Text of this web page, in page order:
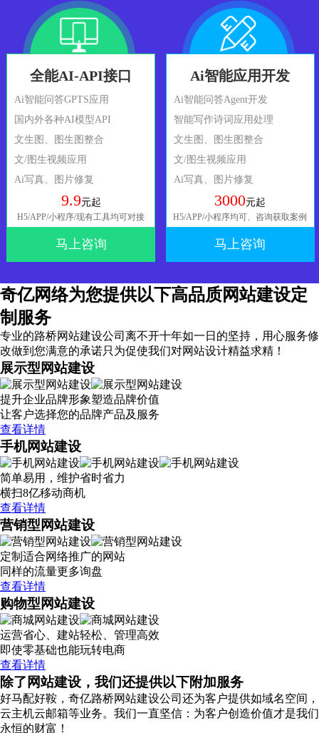
全能AI-API接口
Ai智能问答GPTS应用
国内外各种AI模型API
文生图、图生图整合
文/图生视频应用
Ai写真、图片修复
9.9元起
H5/APP/小程序/现有工具均可对接
马上咨询
Ai智能应用开发
Ai智能问答Agent开发
智能写作诗词应用处理
文生图、图生图整合
文/图生视频应用
Ai写真、图片修复
3000元起
H5/APP/小程序均可、咨询获取案例
马上咨询
奇亿网络为您提供以下高品质网站建设定
制服务
专业的路桥网站建设公司离不开十年如一日的坚持， 用心服务修
改做到您满意的承诺只为促使我们对网站设计精益求精！
展示型网站建设
提升企业品牌形象塑造品牌价值
让客户选择您的品牌产品及服务
查看详情
手机网站建设
简单易用，维护省时省力
横扫8亿移动商机
查看详情
营销型网站建设
定制适合网络推广的网站
同样的流量更多询盘
查看详情
购物型网站建设
运营省心、建站轻松、管理高效
即使零基础也能玩转电商
查看详情
除了网站建设，我们还提供以下附加服务
好马配好鞍，奇亿路桥网站建设公司还为客户提供如域名空间，
云主机云邮箱等业务。我们一直坚信：为客户创造价值才是我们
永恒的财富！